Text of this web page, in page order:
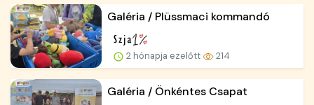
Galéria / Plüssmaci kommandó
2 hónapja ezelőtt 214
Galéria / Önkéntes Csapat